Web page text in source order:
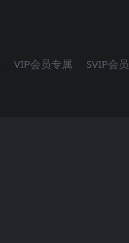
VIP会员专属 SVIP会